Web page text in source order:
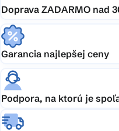
Doprava ZADARMO nad
Garancia najlepšej ceny
Podpora, na ktorú je